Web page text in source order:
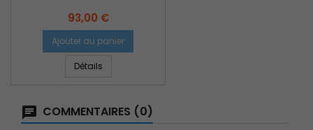
Prix
93,00 €
Ajouter au panier
Détails
COMMENTAIRES (0)